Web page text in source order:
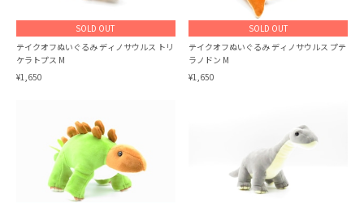
SOLD OUT
テイクオフぬいぐるみ ディノサウルス トリ
ケラトプス M
¥1,650
SOLD OUT
テイクオフぬいぐるみ ディノサウルス プテ
ラノドン M
¥1,650